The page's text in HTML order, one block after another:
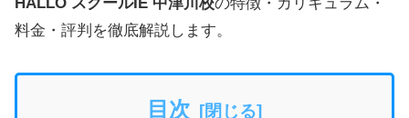
HALLO スクールIE 中津川校の特徴・カリキュラム・
料金・評判を徹底解説します。
目次